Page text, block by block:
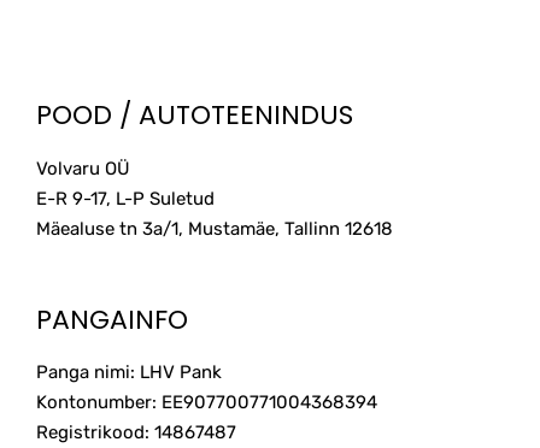
POOD / AUTOTEENINDUS
Volvaru OÜ
E-R 9-17, L-P Suletud
Mäealuse tn 3a/1, Mustamäe, Tallinn 12618
PANGAINFO
Panga nimi: LHV Pank
Kontonumber: EE907700771004368394
Registrikood: 14867487